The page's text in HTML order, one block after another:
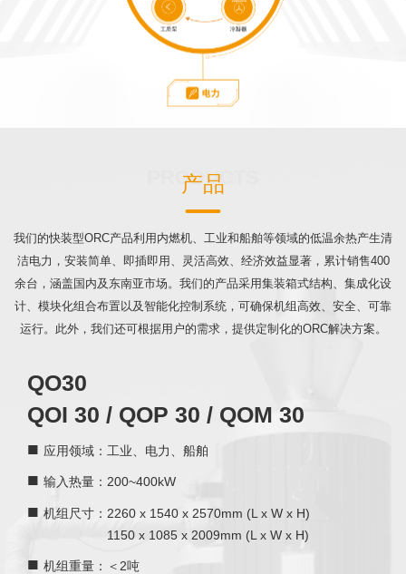
PRODUCTS
产品
我们的快装型ORC产品利用内燃机、工业和船舶等领域的低温余热产生清
洁电力，安装简单、即插即用、 灵活高效、经济效益显著，累计销售400
余台，涵盖国内及东南亚市场。我们的产品采用集装箱式结构、集成化设
计、模块化组合布置以及智能化控制系统，可确保机组高效、安全、可靠
运行。此外，我们还可根据用户的需求，提供定制化的ORC解决方案。
QO30
QOI 30 / QOP 30 / QOM 30
■ 应用领域：工业、电力、船舶
■ 输入热量： 200~400kW
■ 机组尺寸 ：2260 x 1540 x 2570mm (L x W x H)
1150 x 1085 x 2009mm (L x W x H)
■ 机组重量： ＜2吨